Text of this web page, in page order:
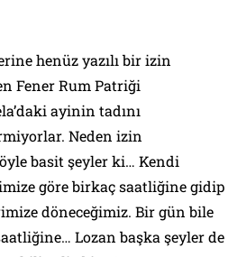
henüz yazılı bir izin
Fener Rum Patriği
ayinin tadını
Neden izin
basit şeyler ki… Kendi
göre birkaç saatliğine gidip
döneceğimiz. Bir gün bile
Lozan başka şeyler de